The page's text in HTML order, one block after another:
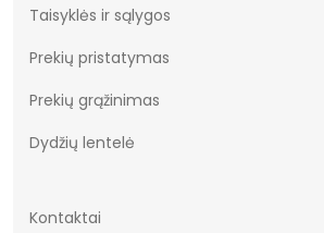
Taisyklės ir sąlygos
Prekių pristatymas
Prekių grąžinimas
Dydžių lentelė
Kontaktai